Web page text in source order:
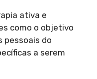
ativa e
como o objetivo
pessoais do
a serem